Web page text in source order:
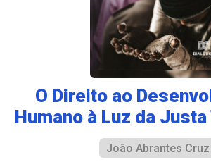
O Direito ao
Humano à Luz da
João Abrantes Cruz